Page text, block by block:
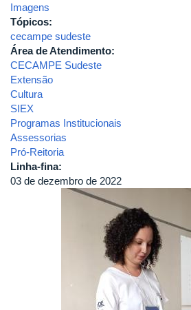
Imagens
Tópicos:
cecampe sudeste
Área de Atendimento:
CECAMPE Sudeste
Extensão
Cultura
SIEX
Programas Institucionais
Assessorias
Pró-Reitoria
Linha-fina:
03 de dezembro de 2022